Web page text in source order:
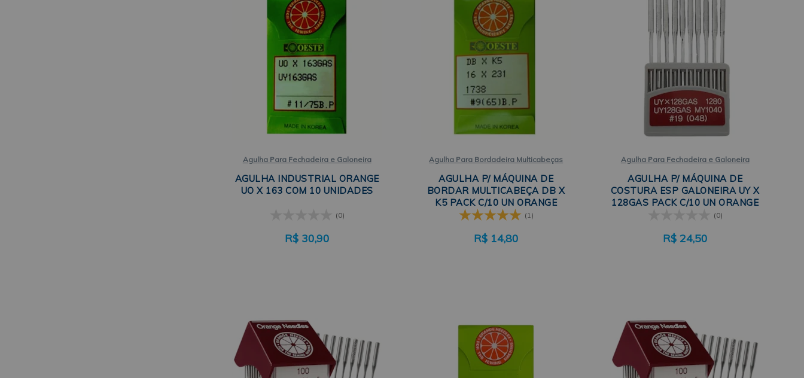
Agulha Para Fechadeira e Galoneira
AGULHA INDUSTRIAL ORANGE
UO X 163 COM 10 UNIDADES
(0)
R$ 30,90
Agulha Para Bordadeira Multicabeças
AGULHA P/ MÁQUINA DE
BORDAR MULTICABEÇA DB X
K5 PACK C/10 UN ORANGE
(1)
R$ 14,80
Agulha Para Fechadeira e Galoneira
AGULHA P/ MÁQUINA DE
COSTURA ESP GALONEIRA UY X
128GAS PACK C/10 UN ORANGE
(0)
R$ 24,50